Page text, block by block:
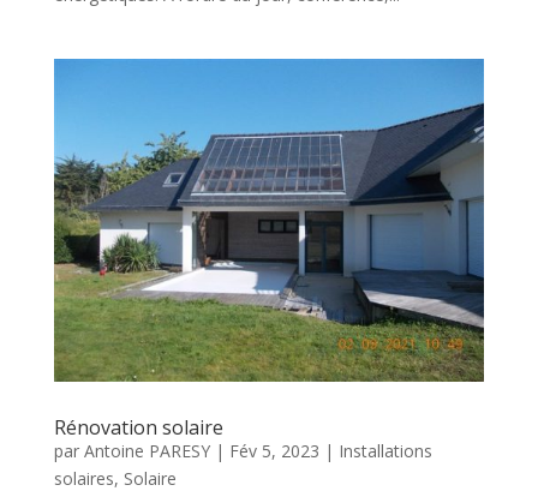
Rénovation solaire
par Antoine PARESY| Fév 5, 2023 | Installations
solaires, Solaire